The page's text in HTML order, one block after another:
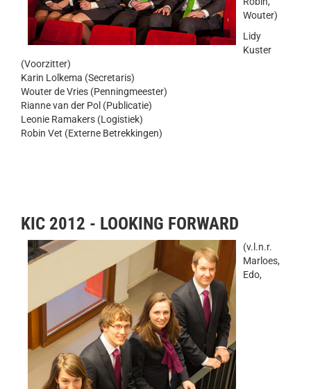
Wouter)
Lidy
Kuster
(Voorzitter)
Karin Lolkema (Secretaris)
Wouter de Vries (Penningmeester)
Rianne van der Pol (Publicatie)
Leonie Ramakers (Logistiek)
Robin Vet (Externe Betrekkingen)
KIC 2012 - LOOKING FORWARD
(v.l.n.r.
Marloes,
Edo,